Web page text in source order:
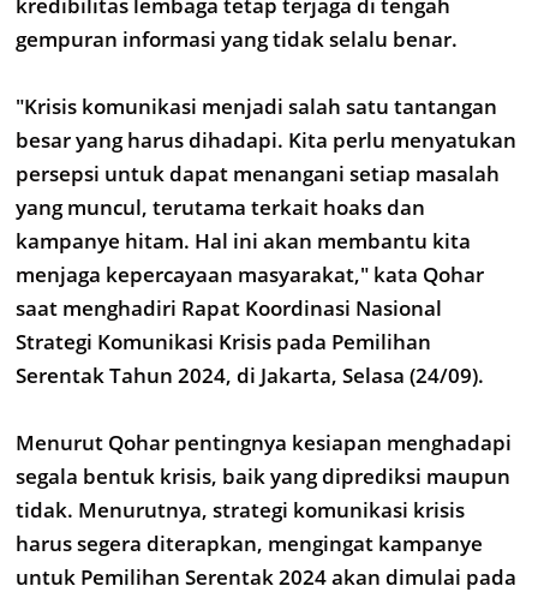
gempuran informasi yang tidak selalu benar.
"Krisis komunikasi menjadi salah satu tantangan
besar yang harus dihadapi. Kita perlu menyatukan
persepsi untuk dapat menangani setiap masalah
yang muncul, terutama terkait hoaks dan
kampanye hitam. Hal ini akan membantu kita
menjaga kepercayaan masyarakat," kata Qohar
saat menghadiri Rapat Koordinasi Nasional
Strategi Komunikasi Krisis pada Pemilihan
Serentak Tahun 2024, di Jakarta, Selasa (24/09).
Menurut Qohar pentingnya kesiapan menghadapi
segala bentuk krisis, baik yang diprediksi maupun
tidak. Menurutnya, strategi komunikasi krisis
harus segera diterapkan, mengingat kampanye
untuk Pemilihan Serentak 2024 akan dimulai pada